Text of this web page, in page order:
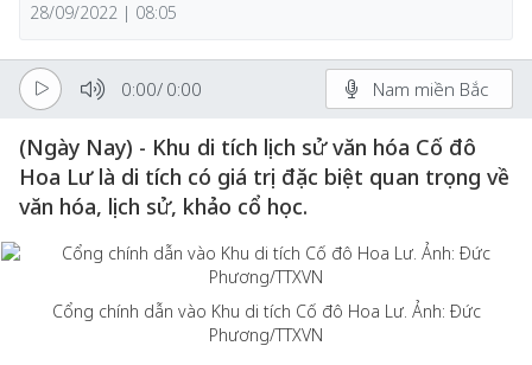
28/09/2022 | 08:05
0:00/ 0:00 Nam miền Bắc
(Ngày Nay) - Khu di tích lịch sử văn hóa Cố đô
Hoa Lư là di tích có giá trị đặc biệt quan trọng về
văn hóa, lịch sử, khảo cổ học.
Cổng chính dẫn vào Khu di tích Cố đô Hoa Lư. Ảnh: Đức
Phương/TTXVN